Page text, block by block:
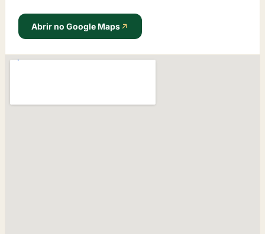
Abrir no Google Maps